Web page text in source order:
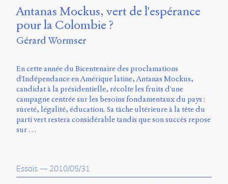
Antanas Mockus, vert de l'espérance
pour la Colombie ?
Gérard Wormser
En cette année du Bicentenaire des proclamations
d'Indépendance en Amérique latine, Antanas Mockus,
candidat à la présidentielle, récolte les fruits d'une
campagne centrée sur les besoins fondamentaux du pays :
sûreté, légalité, éducation. Sa tâche ultérieure à la tête du
parti vert restera considérable tandis que son succès repose
sur …
Essais — 2010/05/31